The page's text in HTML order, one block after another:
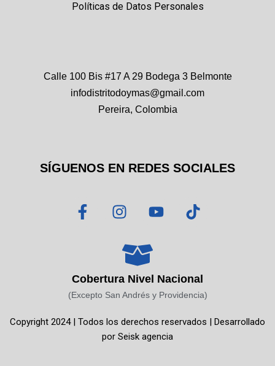
Políticas de Datos Personales
Calle 100 Bis #17 A 29 Bodega 3 Belmonte
infodistritodoymas@gmail.com
Pereira, Colombia
SÍGUENOS EN REDES SOCIALES
F
a
o
o
-
I
n
t
a
g
r
m
Y
o
b
e
T
i
k
Cobertura Nivel Nacional
(Excepto San Andrés y Providencia)
Copyright 2024 | Todos los derechos reservados | Desarrollado
por Seisk agencia